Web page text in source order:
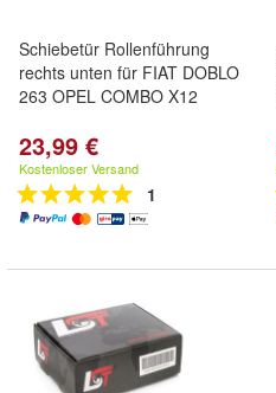
Schiebetür Rollenführung
rechts unten für FIAT DOBLO
263 OPEL COMBO X12
23,99 €
Kostenloser Versand
1